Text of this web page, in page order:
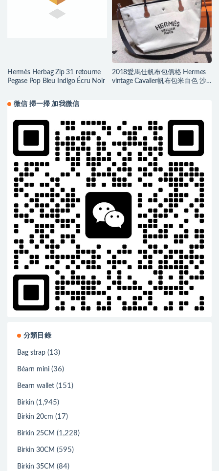
Hermès Herbag Zip 31 retourne
Pegase Pop Bleu Indigo Écru Noir
2018愛馬仕帆布包價格 Hermes
vintage Cavalier帆布包米白色 沙
微信 掃一掃 加我微信
分類目錄
Bag strap (13)
Béarn mini (36)
Bearn wallet (151)
Birkin (1,945)
Birkin 20cm (17)
Birkin 25CM (1,228)
Birkin 30CM (595)
Birkin 35CM (84)